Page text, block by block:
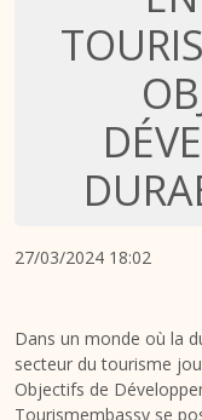
27/03/2024 18:02
Dans un monde où la
secteur du tourisme
Objectifs de
Tourismembassy se